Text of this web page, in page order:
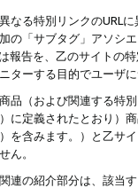
なる特別リンクのURL
の「サブタグ」アソシ
報告を、乙のサイトの
ターする目的でユーザ
品（および関連する特
に定義されたとおり
を含みます。）と乙サ
ん。
連の紹介部分は、該当